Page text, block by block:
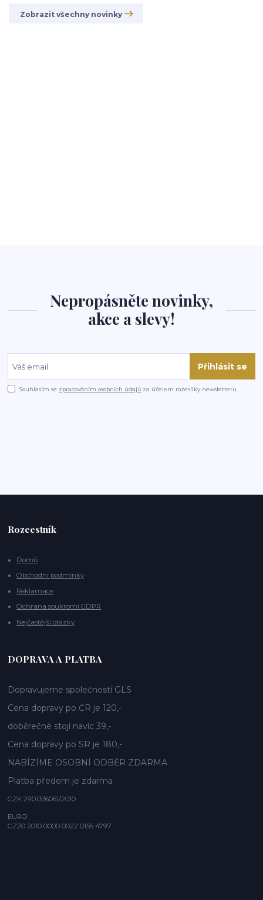
Zobrazit všechny novinky
Nepropásněte novinky,
akce a slevy!
Přihlásit se
Souhlasím se zpracováním osobních údajů za účelem rozesílky newsletteru.
Rozcestník
Domů
Obchodní podmínky
Reklamace
Ochrana soukromí GDPR
Nejčastější otázky
DOPRAVA A PLATBA
Dopravujeme společností GLS
Cena dopravy po ČR je 120,-
doběrečné stojí navíc 39,-
Cena dopravy po SR je 180,-
NABÍZÍME OSOBNÍ ODBĚR ZDARMA
Platba předem je zdarma
CZK 2901336061/2010
EURO
CZ20 2010 0000 0022 0155 4797